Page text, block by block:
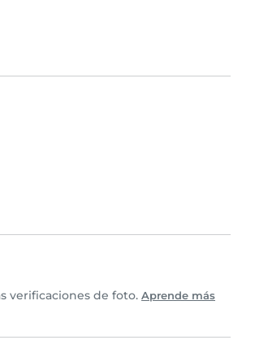
verificaciones de foto. Aprende más